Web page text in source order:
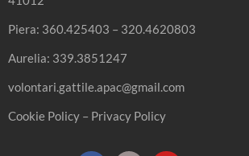
Piera: 360.425403 – 320.4620803
Aurelia: 339.3851247
volontari.gattile.apac@gmail.com
Cookie Policy – Privacy Policy